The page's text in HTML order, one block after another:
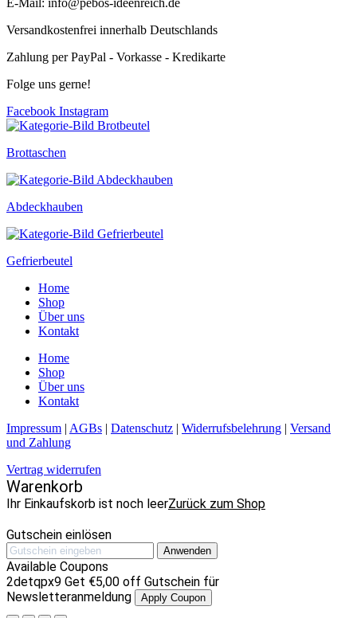
E-Mail: info@pebos-ideenreich.de
Versandkostenfrei innerhalb Deutschlands
Zahlung per PayPal - Vorkasse - Kredikarte
Folge uns gerne!
Facebook Instagram
Brottaschen
Abdeckhauben
Gefrierbeutel
Home
Shop
Über uns
Kontakt
Home
Shop
Über uns
Kontakt
Impressum | AGBs | Datenschutz | Widerrufsbelehrung | Versand
und Zahlung
Vertrag widerrufen
Warenkorb
Ihr Einkaufskorb ist noch leerZurück zum Shop
Gutschein einlösen
Anwenden
Available Coupons
2detqpx9 Get €5,00 off Gutschein für
Newsletteranmeldung
Apply Coupon